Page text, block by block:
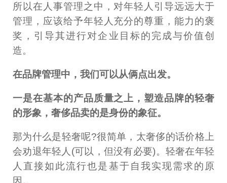
所以在人事管理之中，对年轻人引导远远大于
管理，应该给予年轻人充分的尊重，能力的褒
奖，引导其进行对企业目标的完成与价值创
造。
在品牌管理中，我们可以从俩点出发。
一是在基本的产品质量之上，塑造品牌的轻奢
的形象，奢侈品卖的是身份的象征。
那为什么是轻奢呢?很简单，太奢侈的话价格上
会劝退年轻人(可以，但没有必要)。轻奢在年轻
人直接如此流行也是基于自我实现需求的原
因。